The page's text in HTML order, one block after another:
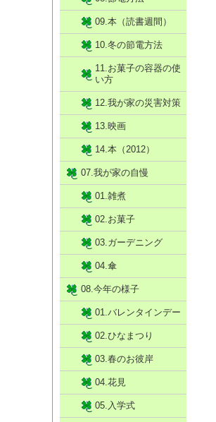
09.本（読書週間）
10.冬の節電方法
11.お菓子の容器の使
い方
12.我が家の災害対策
13.映画
14.本（2012）
07.我が家の自慢
01.雑煮
02.お菓子
03.ガーデニング
04.傘
08.今年の様子
01.バレンタインデー
02.ひなまつり
03.春のお彼岸
04.花見
05.入学式